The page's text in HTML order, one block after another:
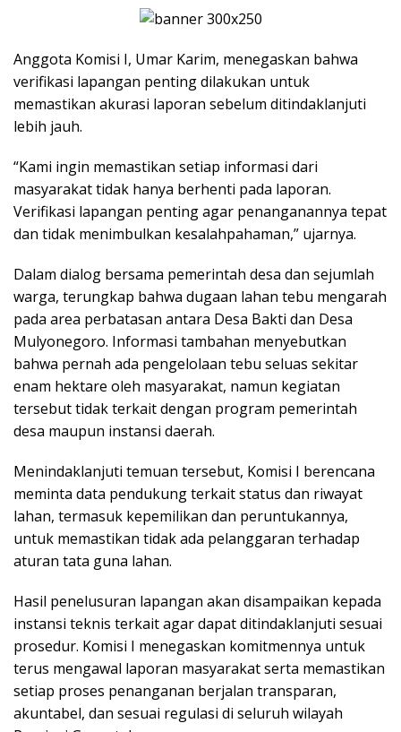
Anggota Komisi I, Umar Karim, menegaskan bahwa
verifikasi lapangan penting dilakukan untuk
memastikan akurasi laporan sebelum ditindaklanjuti
lebih jauh.
“Kami ingin memastikan setiap informasi dari
masyarakat tidak hanya berhenti pada laporan.
Verifikasi lapangan penting agar penanganannya tepat
dan tidak menimbulkan kesalahpahaman,” ujarnya.
Dalam dialog bersama pemerintah desa dan sejumlah
warga, terungkap bahwa dugaan lahan tebu mengarah
pada area perbatasan antara Desa Bakti dan Desa
Mulyonegoro. Informasi tambahan menyebutkan
bahwa pernah ada pengelolaan tebu seluas sekitar
enam hektare oleh masyarakat, namun kegiatan
tersebut tidak terkait dengan program pemerintah
desa maupun instansi daerah.
Menindaklanjuti temuan tersebut, Komisi I berencana
meminta data pendukung terkait status dan riwayat
lahan, termasuk kepemilikan dan peruntukannya,
untuk memastikan tidak ada pelanggaran terhadap
aturan tata guna lahan.
Hasil penelusuran lapangan akan disampaikan kepada
instansi teknis terkait agar dapat ditindaklanjuti sesuai
prosedur. Komisi I menegaskan komitmennya untuk
terus mengawal laporan masyarakat serta memastikan
setiap proses penanganan berjalan transparan,
akuntabel, dan sesuai regulasi di seluruh wilayah